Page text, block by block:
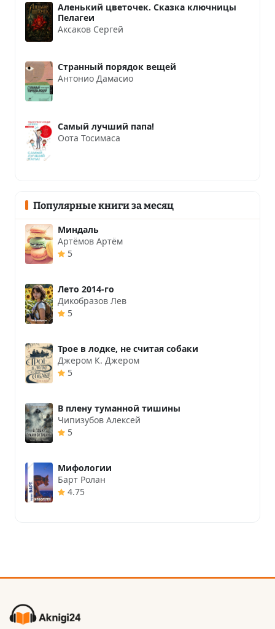
Аленький цветочек. Сказка ключницы
Пелагеи
Аксаков Сергей
Странный порядок вещей
Антонио Дамасио
Самый лучший папа!
Оота Тосимаса
Популярные книги за месяц
Миндаль
Артёмов Артём
5
Лето 2014-го
Дикобразов Лев
5
Трое в лодке, не считая собаки
Джером К. Джером
5
В плену туманной тишины
Чипизубов Алексей
5
Мифологии
Барт Ролан
4.75